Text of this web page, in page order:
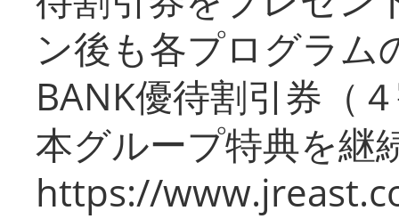
ン後も各プログラム
BANK優待割引券（
本グループ特典を継
https://